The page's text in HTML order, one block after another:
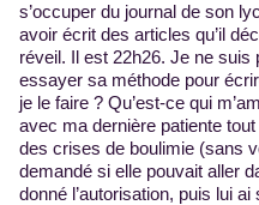
s’occuper du journal de son
avoir écrit des articles qu’il
réveil. Il est 22h26. Je ne
essayer sa méthode pour
je le faire ? Qu’est-ce qui
avec ma dernière patiente
des crises de boulimie (sans
demandé si elle pouvait aller
donné l’autorisation, puis lui